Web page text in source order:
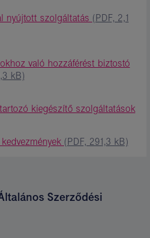
nyújtott szolgáltatás (PDF, 2,1
való hozzáférést biztostó
kB)
kiegészítő szolgáltatások
(PDF, 291,3 kB)
Szerződési